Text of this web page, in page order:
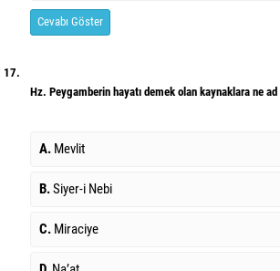
Cevabı Göster
17.
Hz. Peygamberin hayatı demek olan kaynaklara ne
A. Mevlit
B.Siyer-i Nebi
C. Miraciye